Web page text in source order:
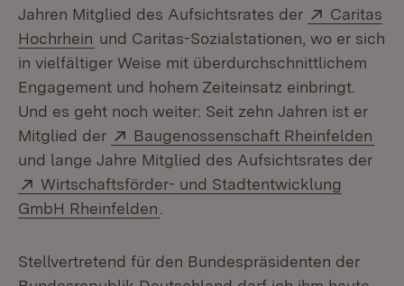
Jahren Mitglied des Aufsichtsrates der
Extern:
Caritas
Hochrhein (Öffnet in neuem Fenster)
und Caritas-Sozialstationen, wo er sich
in vielfältiger Weise mit überdurchschnittlichem
Engagement und hohem Zeiteinsatz einbringt.
Und es geht noch weiter: Seit zehn Jahren ist er
Mitglied der
Extern:
Baugenossenschaft Rheinfelden
und lange Jahre Mitglied des Aufsichtsrates der
Extern:
Wirtschaftsförder- und Stadtentwicklung
GmbH Rheinfelden
Stellvertretend für den Bundespräsidenten der